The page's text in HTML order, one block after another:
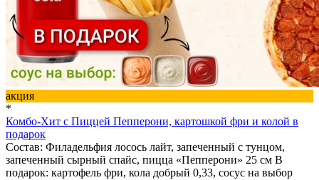
акция
*
Комбо-Хит с Пиццей Пепперони, картошкой фри и колой в
подарок
Состав: Филадельфия лосось лайт, запеченный с тунцом,
запеченный сырный спайс, пицца «Пепперони» 25 см В
подарок: картофель фри, кола добрый 0,33, сосус на выбор